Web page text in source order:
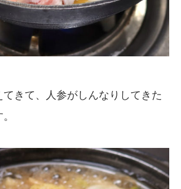
てきて、人参がしんなりしてきた